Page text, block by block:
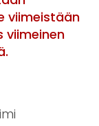
viimeistään
viimeinen